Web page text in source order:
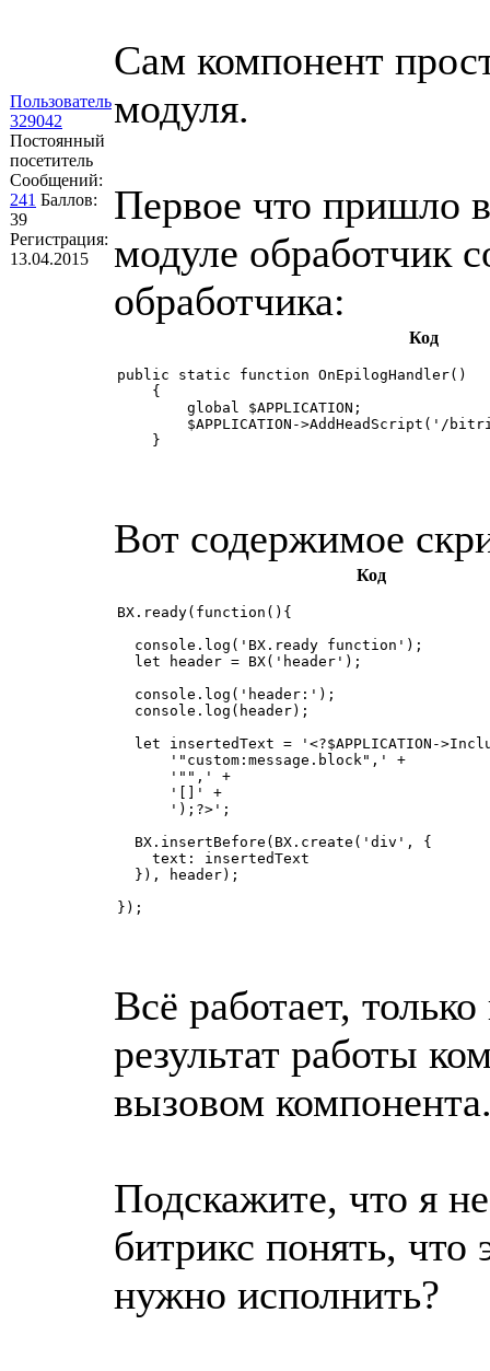
Пользователь
329042
Постоянный
посетитель
Сообщений:
241 Баллов:
39
Регистрация:
13.04.2015
Сам компонент
модуля.
Первое что пришло
модуле обработчик
обработчика:
Код
public static function OnEpilogHandler()
{
global $APPLICATION;
$APPLICATION->AddHeadScript('/
}
Вот содержимое
Код
BX.ready(function(){
console.log('BX.ready function');
let header = BX('header');
console.log('header:');
console.log(header);
let insertedText = '<?$APPLICATION-
'"custom:message.block",' +
'"",' +
'[]' +
');?>';
BX.insertBefore(BX.create('div', {
text: insertedText
}), header);
});
Всё работает,
результат работы
вызовом
Подскажите, что я
битрикс понять,
нужно исполнить?